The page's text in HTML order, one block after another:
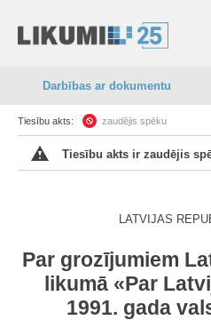
Darbības ar dokumentu
Tiesību akts: zaudējis spēku
Tiesību akts ir zaudējis
LATVIJAS
Par grozījumiem
likumā «Par
1991. gada